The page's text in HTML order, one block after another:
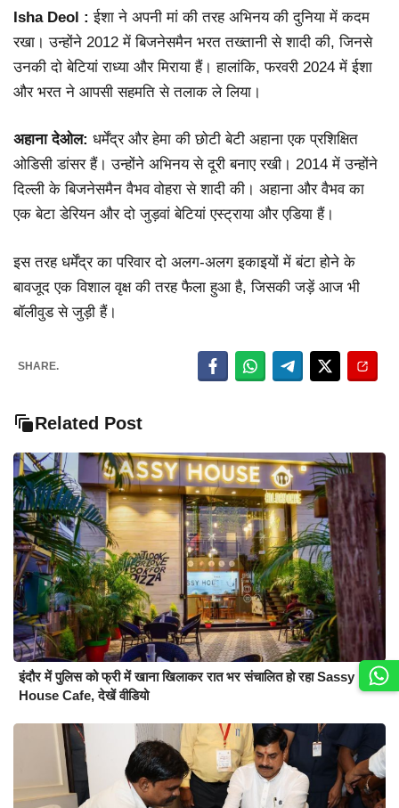
Isha Deol : ईशा ने अपनी मां की तरह अभिनय की दुनिया में कदम
रखा। उन्होंने 2012 में बिजनेसमैन भरत तख्तानी से शादी की, जिनसे
उनकी दो बेटियां राध्या और मिराया हैं। हालांकि, फरवरी 2024 में ईशा
और भरत ने आपसी सहमति से तलाक ले लिया।
अहाना देओल: धर्मेंद्र और हेमा की छोटी बेटी अहाना एक प्रशिक्षित
ओडिसी डांसर हैं। उन्होंने अभिनय से दूरी बनाए रखी। 2014 में उन्होंने
दिल्ली के बिजनेसमैन वैभव वोहरा से शादी की। अहाना और वैभव का
एक बेटा डेरियन और दो जुड़वां बेटियां एस्ट्राया और एडिया हैं।
इस तरह धर्मेंद्र का परिवार दो अलग-अलग इकाइयों में बंटा होने के
बावजूद एक विशाल वृक्ष की तरह फैला हुआ है, जिसकी जड़ें आज भी
बॉलीवुड से जुड़ी हैं।
SHARE.
Related Post
इंदौर में पुलिस को फ्री में खाना खिलाकर रात भर संचालित हो रहा Sassy
House Cafe, देखें वीडियो